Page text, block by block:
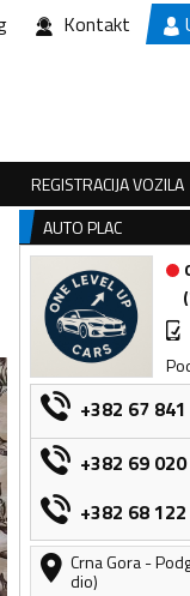
Kontakt
REGISTRACIJA VOZILA
AUTO PLAC
(
+382 67
+382 69
+382 68
Crna Gora-
dio)